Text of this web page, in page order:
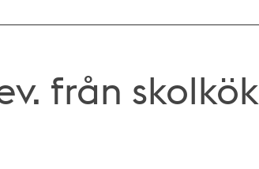
från skolkök